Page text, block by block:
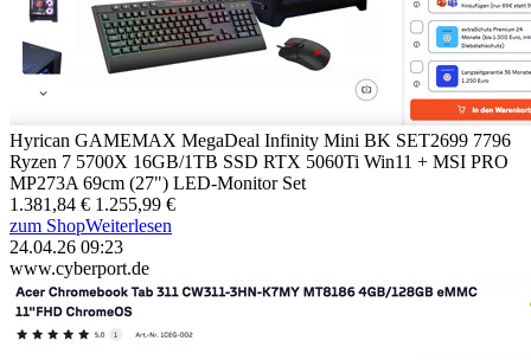
Hyrican GAMEMAX MegaDeal Infinity Mini BK SET2699 7796
Ryzen 7 5700X 16GB/1TB SSD RTX 5060Ti Win11 + MSI PRO
MP273A 69cm (27") LED-Monitor Set
1.381,84 € 1.255,99 €
zum ShopWeiterlesen
24.04.26 09:23
www.cyberport.de